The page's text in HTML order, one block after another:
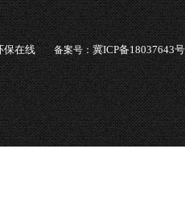
保在线 备案号：冀ICP备18037643